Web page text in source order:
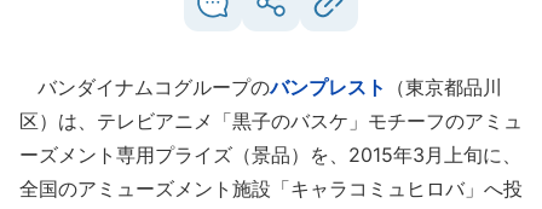
バンダイナムコグループのバンプレスト
（東京都品川
区）は、テレビアニメ「黒子のバスケ」モチーフのアミュ
ーズメント専用プライズ（景品）を、2015年3月上旬に、
全国のアミューズメント施設「キャラコミュヒロバ」へ投